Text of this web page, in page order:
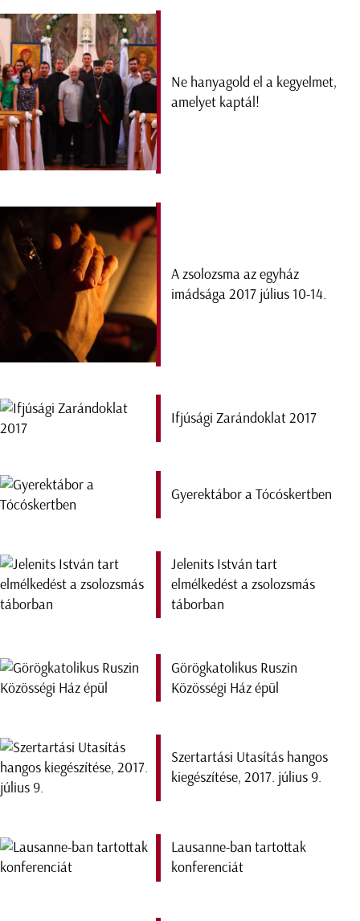
Ne hanyagold el a kegyelmet,
amelyet kaptál!
A zsolozsma az egyház
imádsága 2017 július 10-14.
Ifjúsági Zarándoklat 2017
Gyerektábor a Tócóskertben
Jelenits István tart
elmélkedést a zsolozsmás
táborban
Görögkatolikus Ruszin
Közösségi Ház épül
Szertartási Utasítás hangos
kiegészítése, 2017. július 9.
Lausanne-ban tartottak
konferenciát